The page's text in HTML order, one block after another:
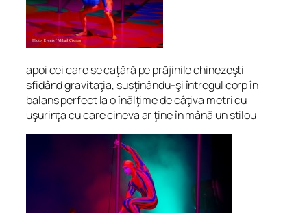
apoi cei care se caţără pe prăjinile chinezeşti
sfidând gravitaţia, susţinându-şi întregul corp în
balans perfect la o înălţime de câţiva metri cu
uşurinţa cu care cineva ar ţine în mână un stilou